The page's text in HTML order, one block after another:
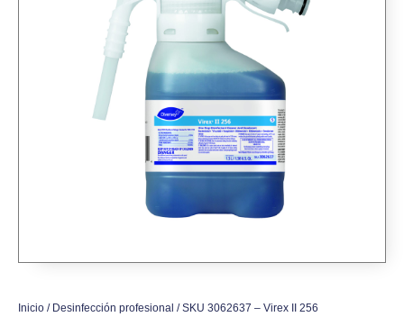
Inicio / Desinfección profesional / SKU 3062637 – Virex II 256